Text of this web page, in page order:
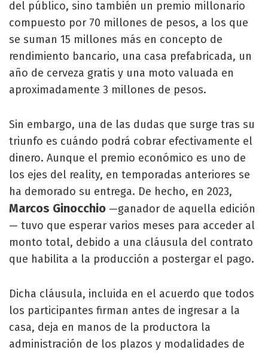
del público, sino también un premio millonario
compuesto por 70 millones de pesos, a los que
se suman 15 millones más en concepto de
rendimiento bancario, una casa prefabricada, un
año de cerveza gratis y una moto valuada en
aproximadamente 3 millones de pesos.
Sin embargo, una de las dudas que surge tras su
triunfo es cuándo podrá cobrar efectivamente el
dinero. Aunque el premio económico es uno de
los ejes del reality, en temporadas anteriores se
ha demorado su entrega. De hecho, en 2023,
Marcos Ginocchio —ganador de aquella edición
— tuvo que esperar varios meses para acceder al
monto total, debido a una cláusula del contrato
que habilita a la producción a postergar el pago.
Dicha cláusula, incluida en el acuerdo que todos
los participantes firman antes de ingresar a la
casa, deja en manos de la productora la
administración de los plazos y modalidades de